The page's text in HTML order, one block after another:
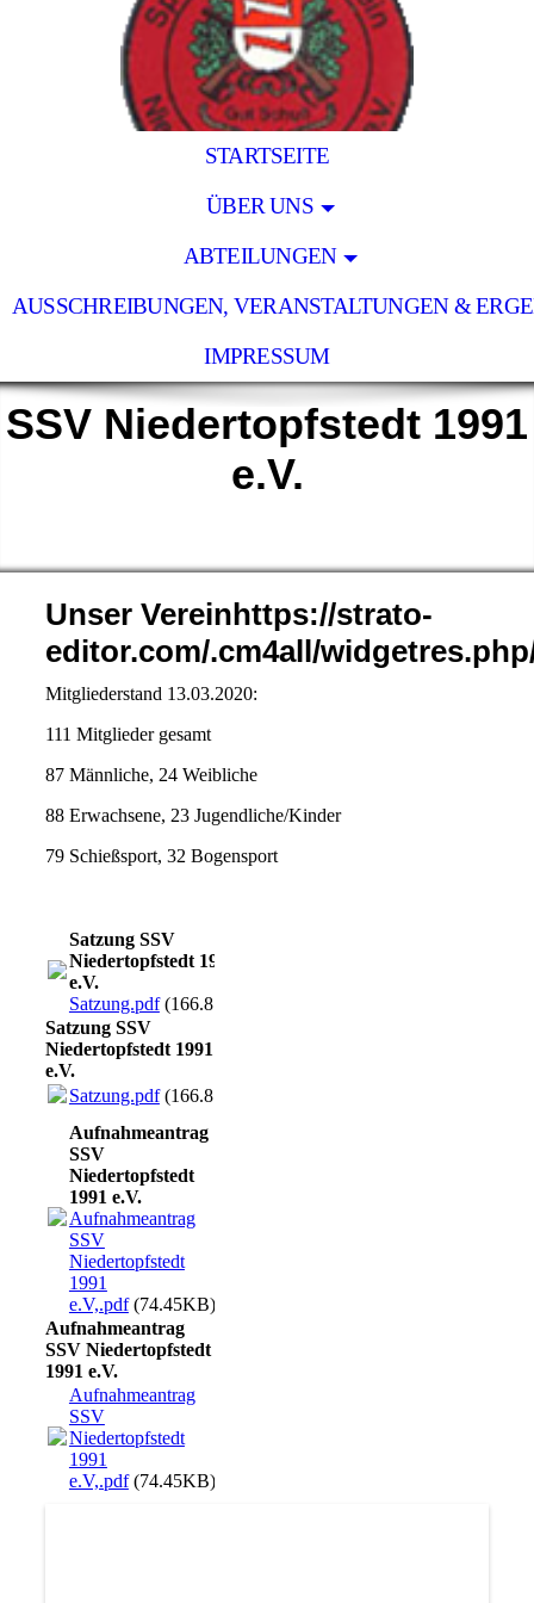
STARTSEITE
ÜBER UNS
ABTEILUNGEN
AUSSCHREIBUNGEN, VERANSTALTUNGEN &
IMPRESSUM
SSV Niedertopfstedt 1991
e.V.
Unser Vereinhttps://strato-
editor.com/.cm4all/
Mitgliederstand 13.03.2020:
111 Mitglieder gesamt
87 Männliche, 24 Weibliche
88 Erwachsene, 23 Jugendliche/Kinder
79 Schießsport, 32 Bogensport
Satzung SSV
Niedertopfstedt 1991
e.V.
Satzung.pdf(166.81KB)
Satzung SSV
Niedertopfstedt 1991
e.V.
Satzung.pdf(166.81KB)
Aufnahmeantrag
SSV
Niedertopfstedt
1991 e.V.
Aufnahmeantrag
SSV
Niedertopfstedt
1991
e.V,.pdf(74.45KB)
Aufnahmeantrag
SSV Niedertopfstedt
1991 e.V.
Aufnahmeantrag
SSV
Niedertopfstedt
1991
e.V,.pdf(74.45KB)